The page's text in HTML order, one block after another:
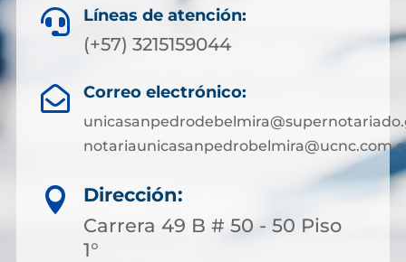
 Líneas de atención:
(+57) 3215159044
 Correo electrónico:

Dirección:
Carrera 49 B # 50 - 50 Piso
1°